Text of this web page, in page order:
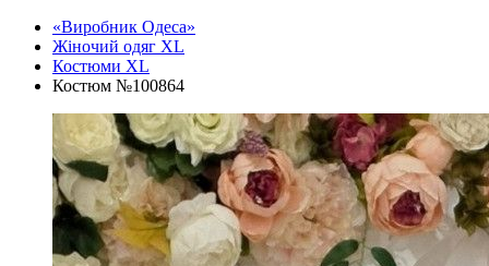
«Виробник Одеса»
Жіночий одяг XL
Костюми XL
Костюм №100864